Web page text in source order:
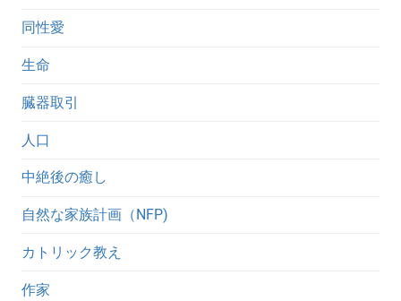
同性愛
生命
臓器取引
人口
中絶後の癒し
自然な家族計画（NFP)
カトリック教え
作家